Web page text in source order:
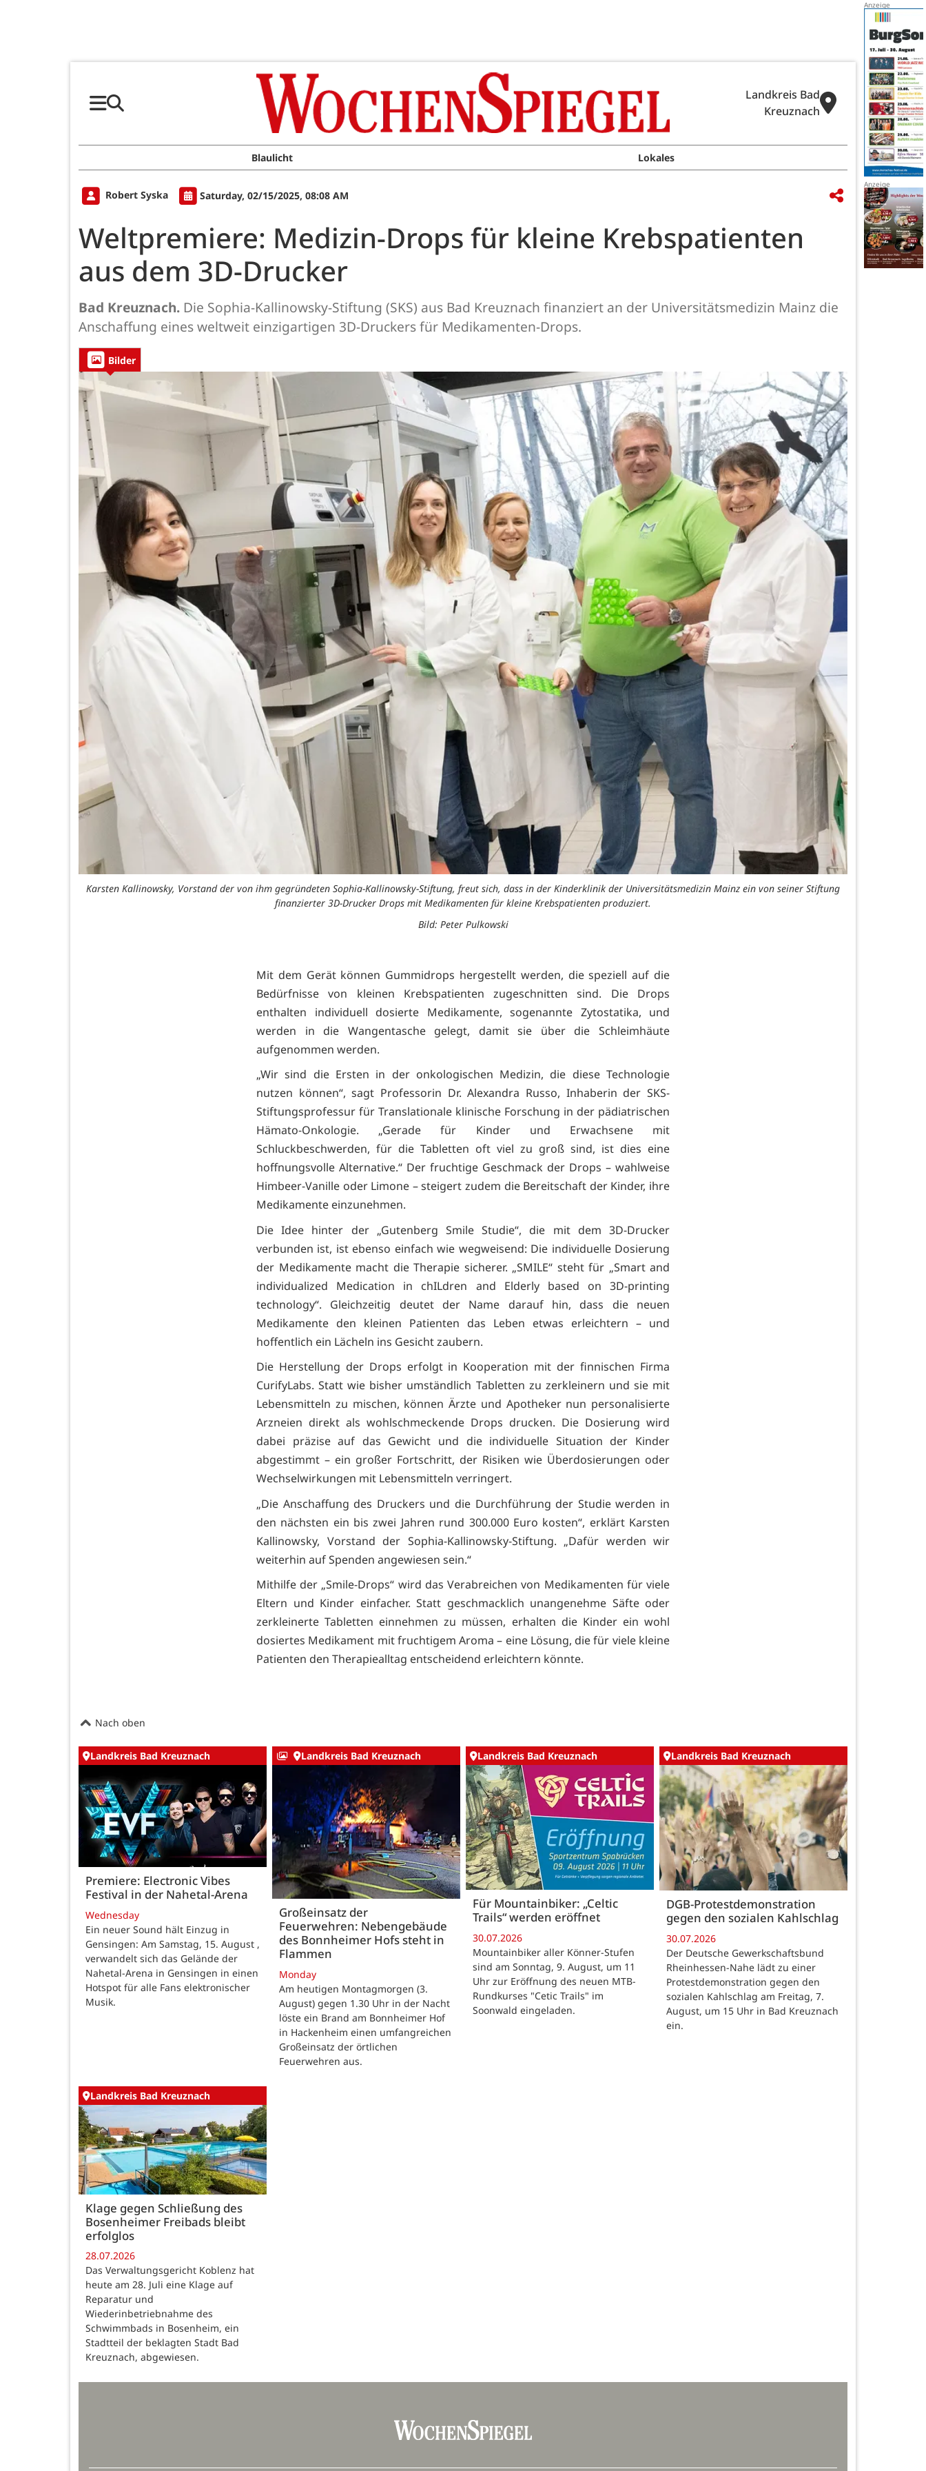
Landkreis Bad
Kreuznach
Blaulicht Lokales
Robert Syska Saturday, 02/15/2025, 08:08 AM
Weltpremiere: Medizin-Drops für kleine Krebspatienten
aus dem 3D-Drucker
Bad Kreuznach. Die Sophia-Kallinowsky-Stiftung (SKS) aus Bad Kreuznach finanziert an der Universitätsmedizin Mainz die
Anschaffung eines weltweit einzigartigen 3D-Druckers für Medikamenten-Drops.
Bilder
Karsten Kallinowsky, Vorstand der von ihm gegründeten Sophia-Kallinowsky-Stiftung, freut sich, dass in der Kinderklinik der Universitätsmedizin Mainz ein von seiner Stiftung
finanzierter 3D-Drucker Drops mit Medikamenten für kleine Krebspatienten produziert.
Bild: Peter Pulkowski
Mit dem Gerät können Gummidrops hergestellt werden, die speziell auf die
Bedürfnisse von kleinen Krebspatienten zugeschnitten sind. Die Drops
enthalten individuell dosierte Medikamente, sogenannte Zytostatika, und
werden in die Wangentasche gelegt, damit sie über die Schleimhäute
aufgenommen werden.
„Wir sind die Ersten in der onkologischen Medizin, die diese Technologie
nutzen können“, sagt Professorin Dr. Alexandra Russo, Inhaberin der SKS-
Stiftungsprofessur für Translationale klinische Forschung in der pädiatrischen
Hämato-Onkologie. „Gerade für Kinder und Erwachsene mit
Schluckbeschwerden, für die Tabletten oft viel zu groß sind, ist dies eine
hoffnungsvolle Alternative.“ Der fruchtige Geschmack der Drops – wahlweise
Himbeer-Vanille oder Limone – steigert zudem die Bereitschaft der Kinder, ihre
Medikamente einzunehmen.
Die Idee hinter der „Gutenberg Smile Studie“, die mit dem 3D-Drucker
verbunden ist, ist ebenso einfach wie wegweisend: Die individuelle Dosierung
der Medikamente macht die Therapie sicherer. „SMILE“ steht für „Smart and
individualized Medication in chILdren and Elderly based on 3D-printing
technology“. Gleichzeitig deutet der Name darauf hin, dass die neuen
Medikamente den kleinen Patienten das Leben etwas erleichtern – und
hoffentlich ein Lächeln ins Gesicht zaubern.
Die Herstellung der Drops erfolgt in Kooperation mit der finnischen Firma
CurifyLabs. Statt wie bisher umständlich Tabletten zu zerkleinern und sie mit
Lebensmitteln zu mischen, können Ärzte und Apotheker nun personalisierte
Arzneien direkt als wohlschmeckende Drops drucken. Die Dosierung wird
dabei präzise auf das Gewicht und die individuelle Situation der Kinder
abgestimmt – ein großer Fortschritt, der Risiken wie Überdosierungen oder
Wechselwirkungen mit Lebensmitteln verringert.
„Die Anschaffung des Druckers und die Durchführung der Studie werden in
den nächsten ein bis zwei Jahren rund 300.000 Euro kosten“, erklärt Karsten
Kallinowsky, Vorstand der Sophia-Kallinowsky-Stiftung. „Dafür werden wir
weiterhin auf Spenden angewiesen sein.“
Mithilfe der „Smile-Drops“ wird das Verabreichen von Medikamenten für viele
Eltern und Kinder einfacher. Statt geschmacklich unangenehme Säfte oder
zerkleinerte Tabletten einnehmen zu müssen, erhalten die Kinder ein wohl
dosiertes Medikament mit fruchtigem Aroma – eine Lösung, die für viele kleine
Patienten den Therapiealltag entscheidend erleichtern könnte.
Nach oben
Landkreis Bad Kreuznach
Premiere: Electronic Vibes
Festival in der Nahetal-Arena
Wednesday
Ein neuer Sound hält Einzug in
Gensingen: Am Samstag, 15. August ,
verwandelt sich das Gelände der
Nahetal-Arena in Gensingen in einen
Hotspot für alle Fans elektronischer
Musik.
Landkreis Bad Kreuznach
Großeinsatz der
Feuerwehren: Nebengebäude
des Bonnheimer Hofs steht in
Flammen
Monday
Am heutigen Montagmorgen (3.
August) gegen 1.30 Uhr in der Nacht
löste ein Brand am Bonnheimer Hof
in Hackenheim einen umfangreichen
Großeinsatz der örtlichen
Feuerwehren aus.
Landkreis Bad Kreuznach
Für Mountainbiker: „Celtic
Trails“ werden eröffnet
30.07.2026
Mountainbiker aller Könner-Stufen
sind am Sonntag, 9. August, um 11
Uhr zur Eröffnung des neuen MTB-
Rundkurses "Cetic Trails" im
Soonwald eingeladen.
Landkreis Bad Kreuznach
DGB-Protestdemonstration
gegen den sozialen Kahlschlag
30.07.2026
Der Deutsche Gewerkschaftsbund
Rheinhessen-Nahe lädt zu einer
Protestdemonstration gegen den
sozialen Kahlschlag am Freitag, 7.
August, um 15 Uhr in Bad Kreuznach
ein.
Landkreis Bad Kreuznach
Klage gegen Schließung des
Bosenheimer Freibads bleibt
erfolglos
28.07.2026
Das Verwaltungsgericht Koblenz hat
heute am 28. Juli eine Klage auf
Reparatur und
Wiederinbetriebnahme des
Schwimmbads in Bosenheim, ein
Stadtteil der beklagten Stadt Bad
Kreuznach, abgewiesen.